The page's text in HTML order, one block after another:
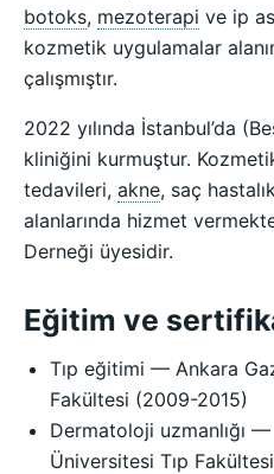
botoks, mezoterapi ve ip
kozmetik uygulamalar
çalışmıştır.
2022 yılında İstanbul’da
kliniğini kurmuştur.
tedavileri, akne, saç
alanlarında hizmet
Derneği üyesidir.
Eğitim ve
Tıp eğitimi — Ankara
Fakültesi (2009-2015)
Dermatoloji uzmanlığı
Üniversitesi Tıp